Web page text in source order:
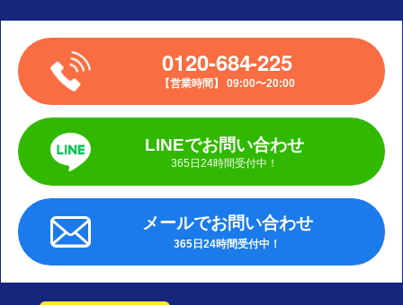
0120-684-225
営業時間 09:00〜20:00
LINEでお問い合わせ
365日24時間受付中！
メールでお問い合わせ
365日24時間受付中！